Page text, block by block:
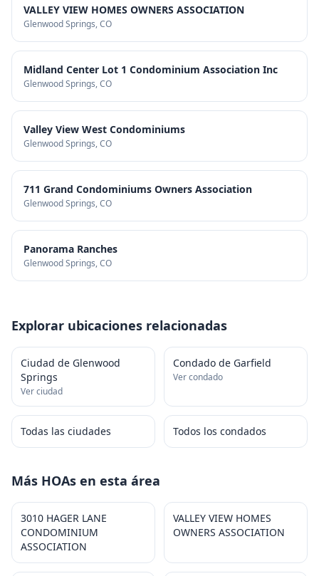
VALLEY VIEW HOMES OWNERS ASSOCIATION
Glenwood Springs, CO
Midland Center Lot 1 Condominium Association Inc
Glenwood Springs, CO
Valley View West Condominiums
Glenwood Springs, CO
711 Grand Condominiums Owners Association
Glenwood Springs, CO
Panorama Ranches
Glenwood Springs, CO
Explorar ubicaciones relacionadas
Ciudad de Glenwood
Springs
Ver ciudad
Condado de Garfield
Ver condado
Todas las ciudades Todos los condados
Más HOAs en esta área
3010 HAGER LANE
CONDOMINIUM
ASSOCIATION
VALLEY VIEW HOMES
OWNERS ASSOCIATION